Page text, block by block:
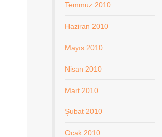
Temmuz 2010
Haziran 2010
Mayıs 2010
Nisan 2010
Mart 2010
Şubat 2010
Ocak 2010